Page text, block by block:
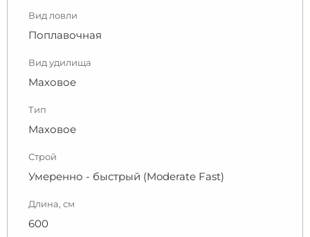
Вид ловли
Поплавочная
Вид удилища
Маховое
Тип
Маховое
Строй
Умеренно - быстрый (Moderate Fast)
Длина, см
600